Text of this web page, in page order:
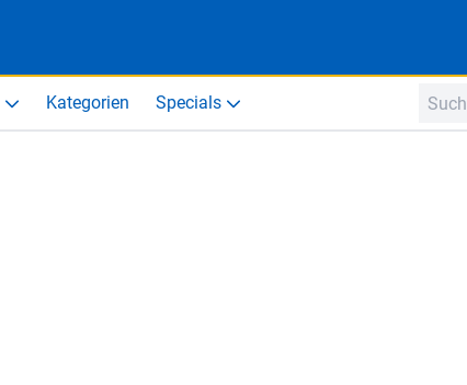
Kategorien Specials